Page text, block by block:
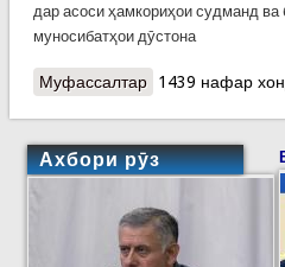
дар асоси ҳамкориҳои судманд
муносибатҳои дӯстона
Муфассалтаро КҲФ: Мулоқоти
1439 нафар
Ахбори рӯз